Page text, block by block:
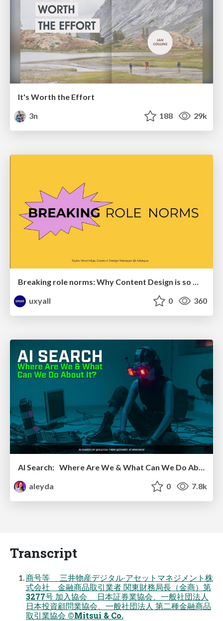
It's Worth the Effort
3n
188 29k
Breaking role norms: Why Content Design is so much more than writing copy - Taylor Woolridge
uxyall
0 360
aleyda
0 7.8k
Transcript
商号等 三井物産デジタル‧アセットマネジメント株
式会社 ⾦融商品取引業者 関東財務局⻑（⾦商）第
3277号 加⼊協会 ⽇本証券業協会、⼀般社団法⼈
⽇本投資顧問業協会、⼀般社団法⼈ 第⼆種⾦融商品
取引業協会 ©Mitsui & Co.